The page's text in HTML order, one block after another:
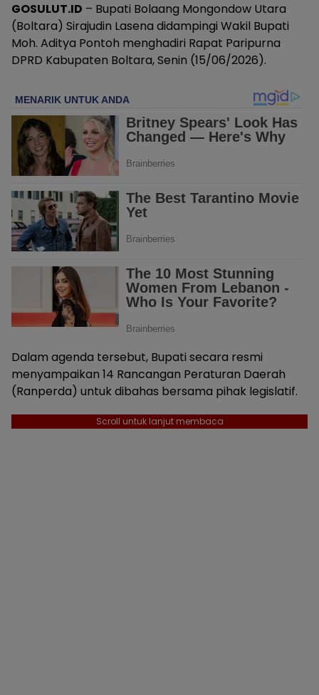
GOSULUT.ID – Bupati Bolaang Mongondow Utara
(Boltara) Sirajudin Lasena didampingi Wakil Bupati
Moh. Aditya Pontoh menghadiri Rapat Paripurna
DPRD Kabupaten Boltara, Senin (15/06/2026).
Dalam agenda tersebut, Bupati secara resmi
menyampaikan 14 Rancangan Peraturan Daerah
(Ranperda) untuk dibahas bersama pihak legislatif.
Scroll untuk lanjut membaca